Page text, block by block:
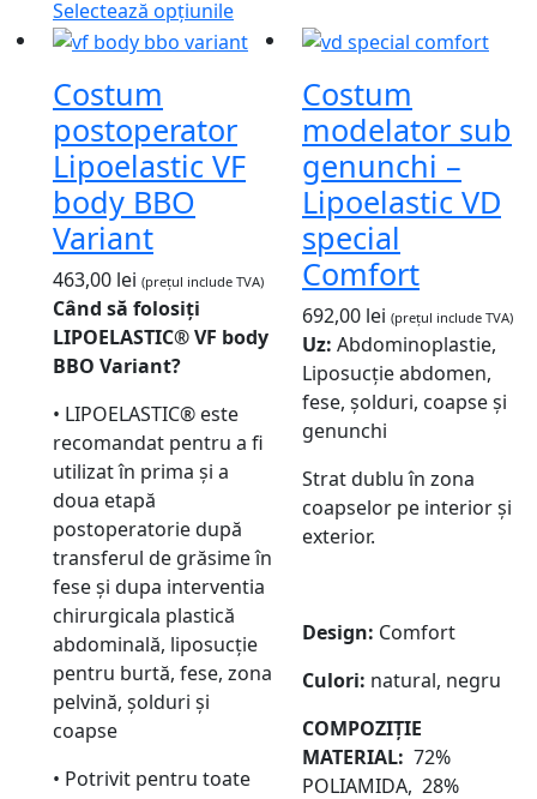
Selectează opțiunile
Costum
postoperator
Lipoelastic VF
body BBO
Variant
463,00 lei (prețul include TVA)
Când să folosiți
LIPOELASTIC® VF body
BBO Variant?
• LIPOELASTIC® este
recomandat pentru a fi
utilizat în prima și a
doua etapă
postoperatorie după
transferul de grăsime în
fese și dupa interventia
chirurgicala plastică
abdominală, liposucție
pentru burtă, fese, zona
pelvină, șolduri și
coapse
• Potrivit pentru toate
Costum
modelator sub
genunchi –
Lipoelastic VD
special
Comfort
692,00 lei (prețul include TVA)
Uz: Abdominoplastie,
Liposucție abdomen,
fese, șolduri, coapse și
genunchi
Strat dublu în zona
coapselor pe interior și
exterior.
Design: Comfort
Culori: natural, negru
COMPOZIȚIE
MATERIAL: 72%
POLIAMIDA, 28%